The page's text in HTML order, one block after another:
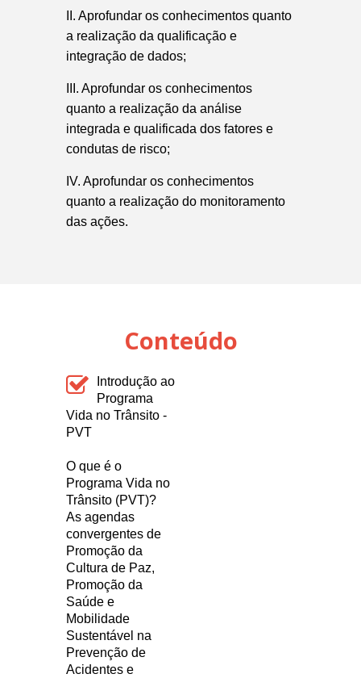
II. Aprofundar os conhecimentos quanto
a realização da qualificação e
integração de dados;
III. Aprofundar os conhecimentos
quanto a realização da análise
integrada e qualificada dos fatores e
condutas de risco;
IV. Aprofundar os conhecimentos
quanto a realização do monitoramento
das ações.
Conteúdo
Introdução ao
Programa
Vida no Trânsito -
PVT
O que é o
Programa Vida no
Trânsito (PVT)?
As agendas
convergentes de
Promoção da
Cultura de Paz,
Promoção da
Saúde e
Mobilidade
Sustentável na
Prevenção de
Acidentes e